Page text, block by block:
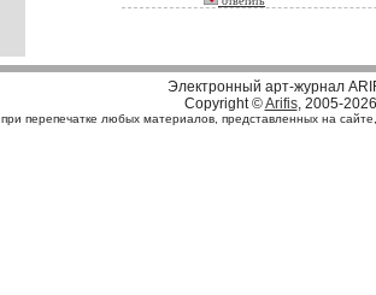
Электронный арт-журнал
Copyright ©Arifis, 2005-2026
при перепечатке любых материалов, представленных на